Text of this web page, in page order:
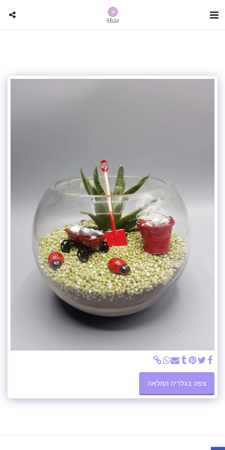
צפה בגלריה המלאה